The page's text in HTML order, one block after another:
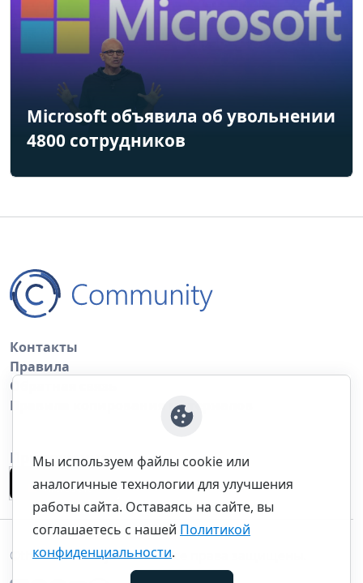
Microsoft объявила об увольнении
4800 сотрудников
Контакты
Правила
Обратная связь
Правила копирования материалов
Приложение
©thecommunity.ru 2026. Все права защищены.
Мы используем файлы cookie или
аналогичные технологии для улучшения
работы сайта. Оставаясь на сайте, вы
соглашаетесь с нашей Политикой
конфиденциальности.